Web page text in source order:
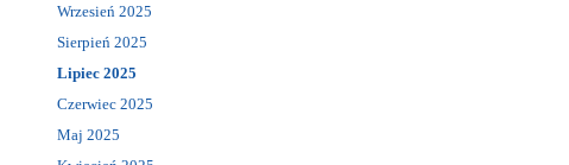
Wrzesień 2025
Sierpień 2025
Lipiec 2025
Czerwiec 2025
Maj 2025